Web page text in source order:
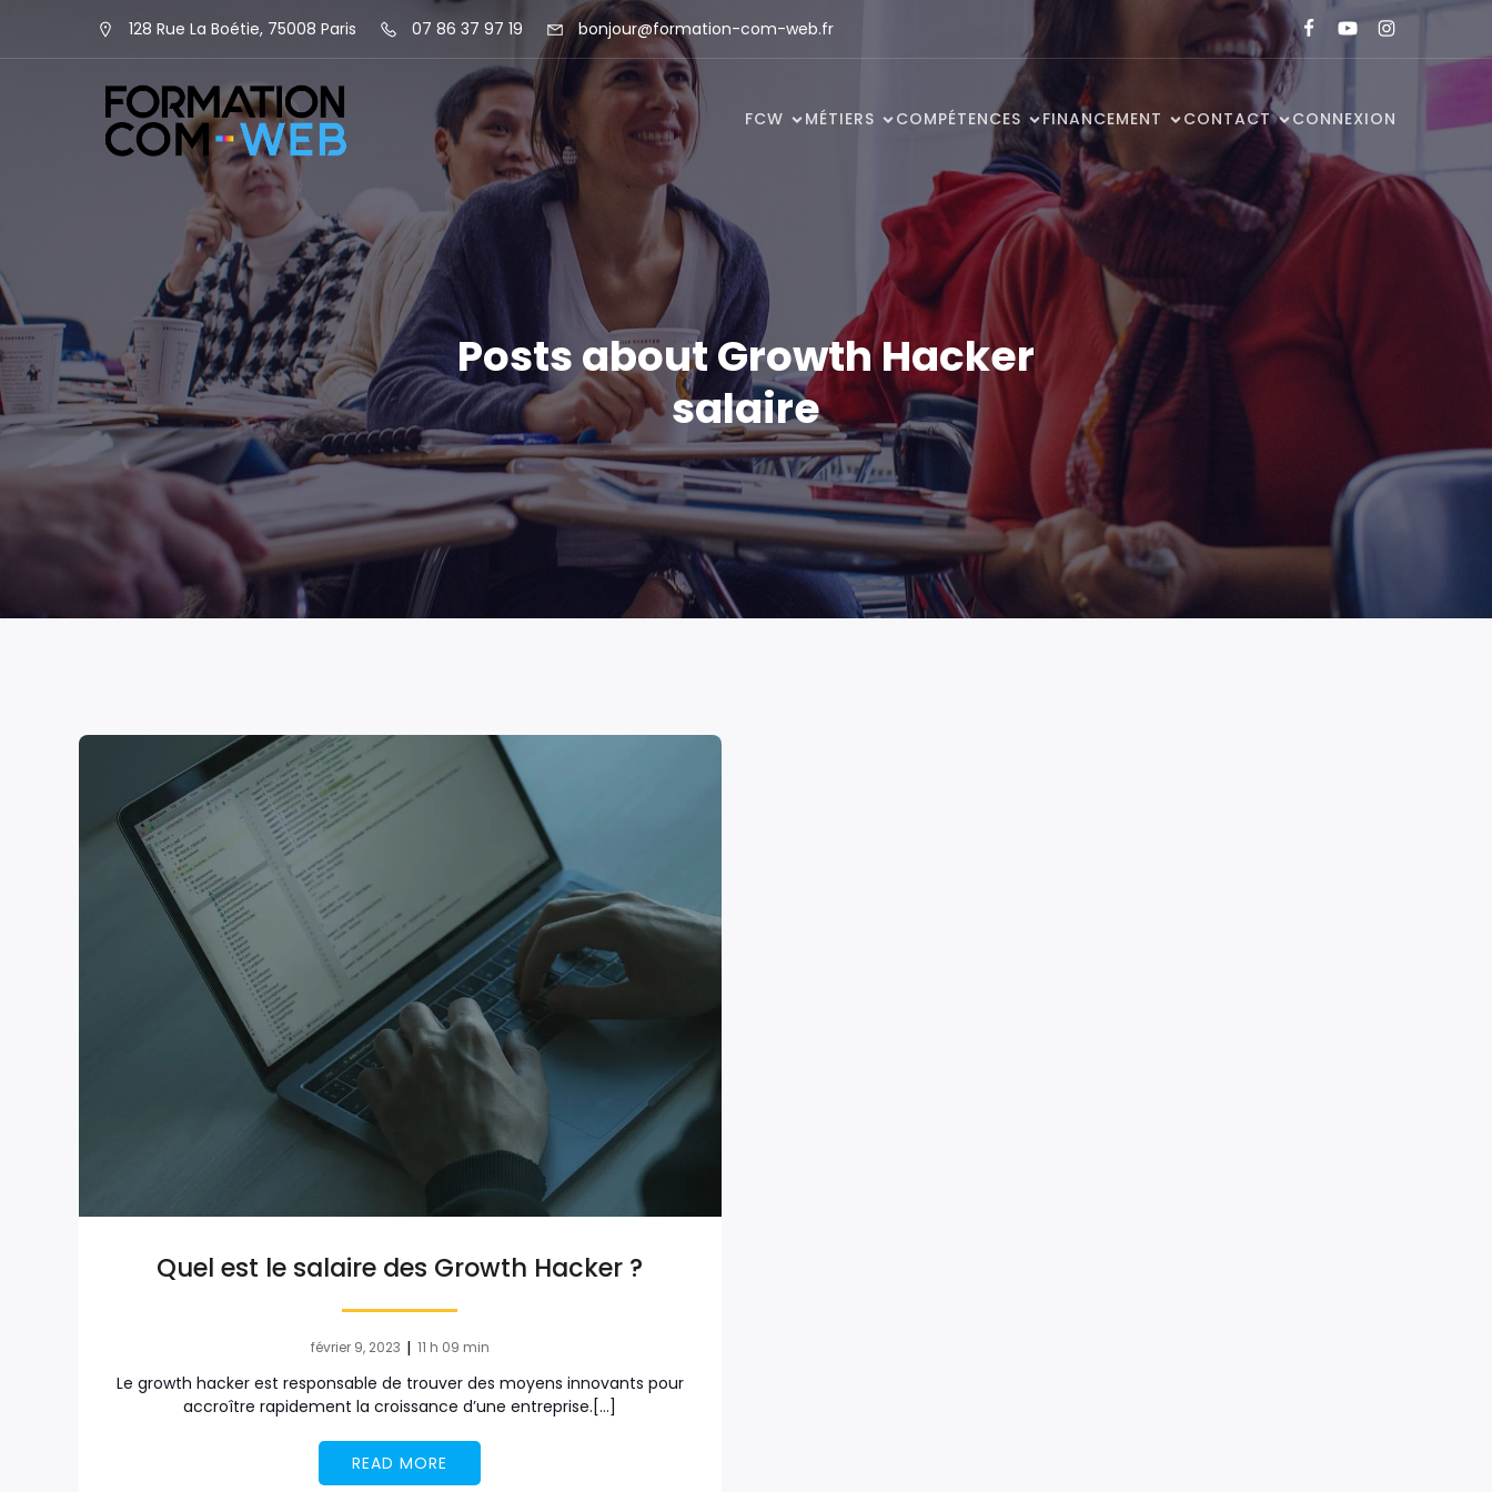
128 Rue La Boétie, 75008 Paris 07 86 37 97 19 bonjour@formation-com-web.fr
FCW MÉTIERS COMPÉTENCES FINANCEMENT CONTACT CONNEXION
Posts about Growth Hacker
salaire
Quel est le salaire des Growth Hacker ?
février 9, 2023 | 11 h 09 min
Le growth hacker est responsable de trouver des moyens innovants pour
accroître rapidement la croissance d’une entreprise.[…]
READ MORE